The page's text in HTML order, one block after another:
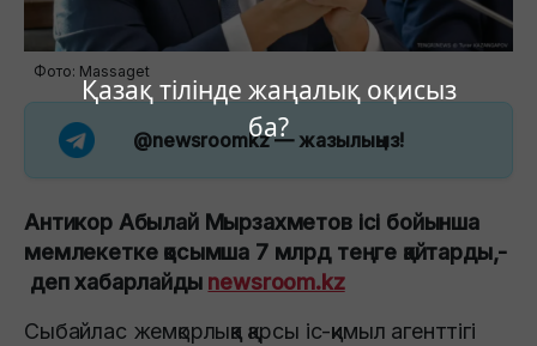
Қазақ тілінде жаңалық оқисыз
ба?
Фото: Massaget
@newsroomkz— жазылыңыз!
Антикор Абылай Мырзахметов ісі бойынша
мемлекетке қосымша 7 млрд теңге қайтарды,-
деп хабарлайды newsroom.kz
Сыбайлас жемқорлыққа қарсы іс-қимыл агенттігі